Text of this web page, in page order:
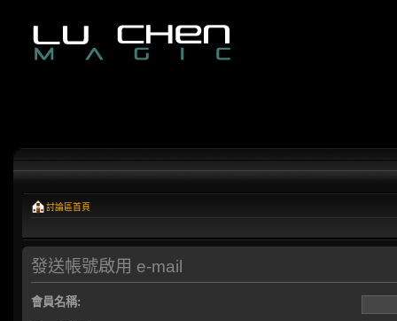
討論區首頁
發送帳號啟用 e-mail
會員名稱: